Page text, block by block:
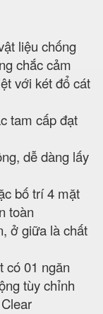
liệu chống
chắc cảm
với két đổ cát
tam cấp đạt
dễ dàng lấy
bố trí 4 mặt
toàn
ở giữa là chất
có 01 ngăn
tùy chỉnh